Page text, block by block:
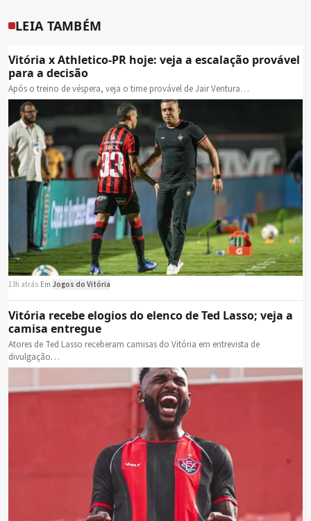
LEIA TAMBÉM
Vitória x Athletico-PR hoje: veja a escalação provável
para a decisão
Após o treino de véspera, veja o time provável de Jair Ventura…
13h atrás Em Jogos do Vitória
Vitória recebe elogios do elenco de Ted Lasso; veja a
camisa entregue
Atores de Ted Lasso receberam camisas do Vitória em entrevista de
divulgação…